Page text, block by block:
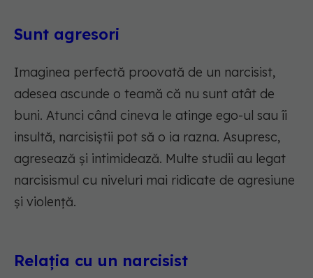
Sunt agresori
Imaginea perfectă proovată de un narcisist,
adesea ascunde o teamă că nu sunt atât de
buni. Atunci când cineva le atinge ego-ul sau îi
insultă, narcisiștii pot să o ia razna. Asupresc,
agresează și intimidează. Multe studii au legat
narcisismul cu niveluri mai ridicate de agresiune
și violență.
Relația cu un narcisist